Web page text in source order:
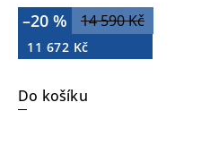
14 590 Kč
–20 %
11 672 Kč
Do košíku